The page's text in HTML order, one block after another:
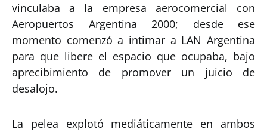
vinculaba a la empresa aerocomercial con
Aeropuertos Argentina 2000; desde ese
momento comenzó a intimar a LAN Argentina
para que libere el espacio que ocupaba, bajo
aprecibimiento de promover un juicio de
desalojo.
La pelea explotó mediáticamente en ambos